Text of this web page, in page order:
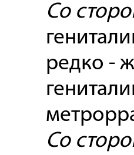
Со
редко -
Со